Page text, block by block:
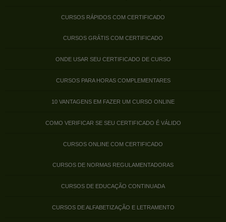
CURSOS RÁPIDOS COM CERTIFICADO
CURSOS GRÁTIS COM CERTIFICADO
ONDE USAR SEU CERTIFICADO DE CURSO
CURSOS PARA HORAS COMPLEMENTARES
10 VANTAGENS EM FAZER UM CURSO ONLINE
COMO VERIFICAR SE SEU CERTIFICADO É VÁLIDO
CURSOS ONLINE COM CERTIFICADO
CURSOS DE NORMAS REGULAMENTADORAS
CURSOS DE EDUCAÇÃO CONTINUADA
CURSOS DE ALFABETIZAÇÃO E LETRAMENTO